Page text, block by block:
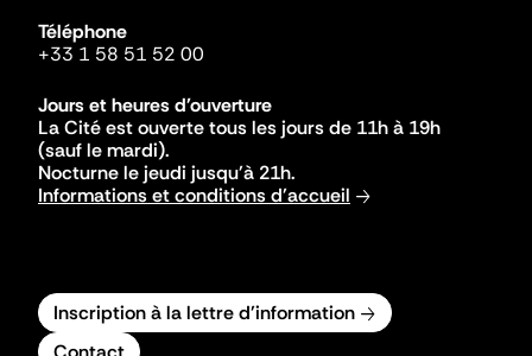
Téléphone
+33 1 58 51 52 00
Jours et heures d'ouverture
La Cité est ouverte tous les jours de 11h à 19h
(sauf le mardi).
Nocturne le jeudi jusqu'à 21h.
Informations et conditions d'accueil
Inscription à la lettre d'information